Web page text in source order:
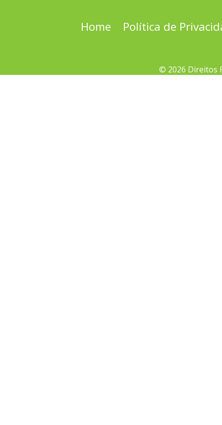
Home Política de
© 2026 Direitos